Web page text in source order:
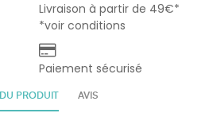
Livraison à partir de 49€*
*voir conditions
Paiement sécurisé
PRODUIT AVIS